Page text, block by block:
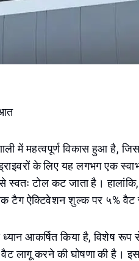
में महत्वपूर्ण विकास हुआ है,
के लिए यह लगभग एक
स्वतः टोल कट जाता है।
ऐक्टिवेशन शुल्क पर ५% वैट
आकर्षित किया है, विशेष
वैट लागू करने की घोषणा की है।